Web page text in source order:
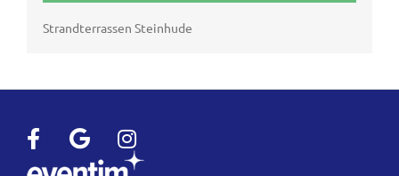
Strandterrassen Steinhude